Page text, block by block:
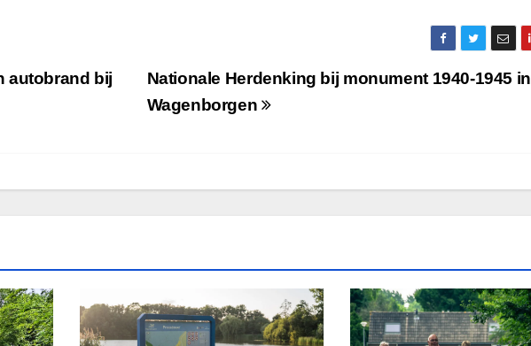
Nationale Herdenking bij monument 1940-1945 in
Wagenborgen
autobrand bij